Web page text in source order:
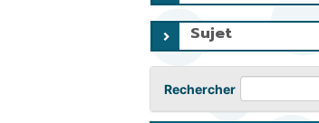
Sujet
Rechercher